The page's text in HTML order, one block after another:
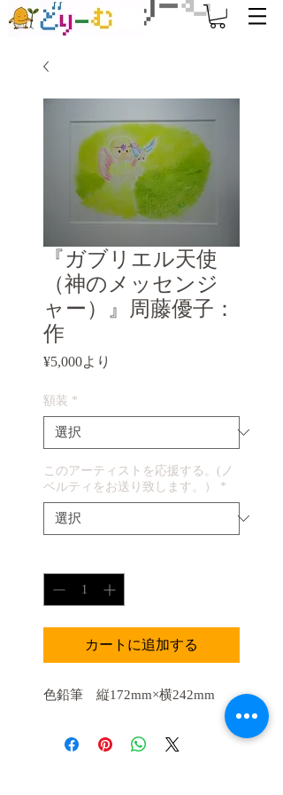
『ガブリエル天使
（神のメッセンジ
ャー）』周藤優子：
作
¥5,000より
価
額装 *
このアーティストを応援する。(ノ
ベルティをお送り致します。）
*
カートに追加する
色鉛筆 縦172mm×横242mm